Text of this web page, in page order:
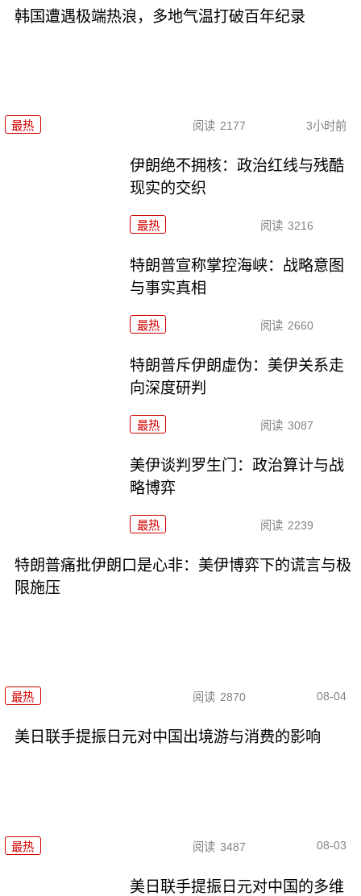
韩国遭遇极端热浪，多地气温打破百年纪录
最热 阅读 2177 3小时前
伊朗绝不拥核：政治红线与残酷
现实的交织
最热 阅读 3216
特朗普宣称掌控海峡：战略意图
与事实真相
最热 阅读 2660
特朗普斥伊朗虚伪：美伊关系走
向深度研判
最热 阅读 3087
美伊谈判罗生门：政治算计与战
略博弈
最热 阅读 2239
特朗普痛批伊朗口是心非：美伊博弈下的谎言与极
限施压
最热 阅读 2870 08-04
美日联手提振日元对中国出境游与消费的影响
最热 阅读 3487 08-03
美日联手提振日元对中国的多维